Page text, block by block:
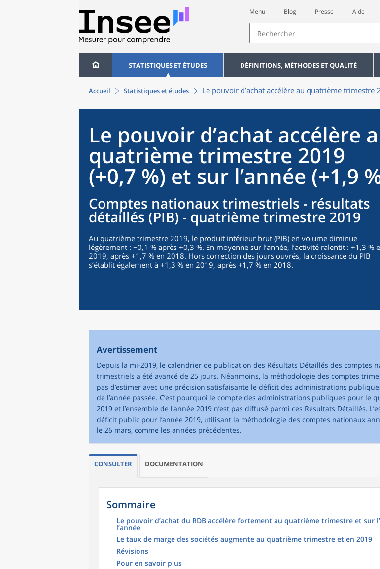
Menu Blog Presse Aide
STATISTIQUES ET ÉTUDES DÉFINITIONS, MÉTHODES ET QUALITÉ
Accueil Statistiques et études Le pouvoir d’achat accélère au quatrième trimestre
Le pouvoir d’achat accélère
quatrième trimestre 2019
(+0,7 %) et sur l’année (+1,9
Comptes nationaux trimestriels - résultats
détaillés (PIB) - quatrième trimestre 2019
Au quatrième trimestre 2019, le produit intérieur brut (PIB) en volume diminue
légèrement : −0,1 % après +0,3 %. En moyenne sur l’année, l’activité ralentit : +1,3 %
2019, après +1,7 % en 2018. Hors correction des jours ouvrés, la croissance du PIB
s’établit également à +1,3 % en 2019, après +1,7 % en 2018.
Avertissement
Depuis la mi-2019, le calendrier de publication des Résultats Détaillés des comptes
trimestriels a été avancé de 25 jours. Néanmoins, la méthodologie des comptes
pas d’estimer avec une précision satisfaisante le déficit des administrations
de l’année passée. C’est pourquoi le compte des administrations publiques pour le
2019 et l’ensemble de l’année 2019 n’est pas diffusé parmi ces Résultats Détaillés.
déficit public pour l’année 2019, utilisant la méthodologie des comptes nationaux
le 26 mars, comme les années précédentes.
CONSULTER DOCUMENTATION
Sommaire
Le pouvoir d’achat du RDB accélère fortement au quatrième trimestre et sur
l’année
Le taux de marge des sociétés augmente au quatrième trimestre et en 2019
Révisions
Pour en savoir plus